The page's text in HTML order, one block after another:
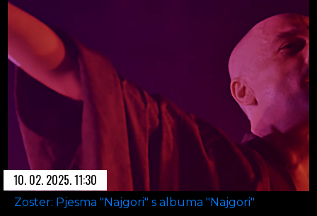
10. 02. 2025. 11:30
Zoster: Pjesma "Najgori" s albuma "Najgori"